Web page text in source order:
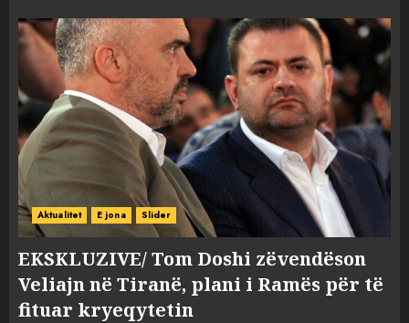
Aktualitet E jona Slider
EKSKLUZIVE/ Tom Doshi zëvendëson
Veliajn në Tiranë, plani i Ramës për të
fituar kryeqytetin